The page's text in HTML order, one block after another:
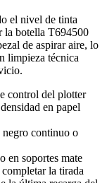
el nivel de tinta
la botella T694500
de aspirar aire, lo
limpieza técnica
control del plotter
en papel
negro continuo o
en soportes mate
la tirada